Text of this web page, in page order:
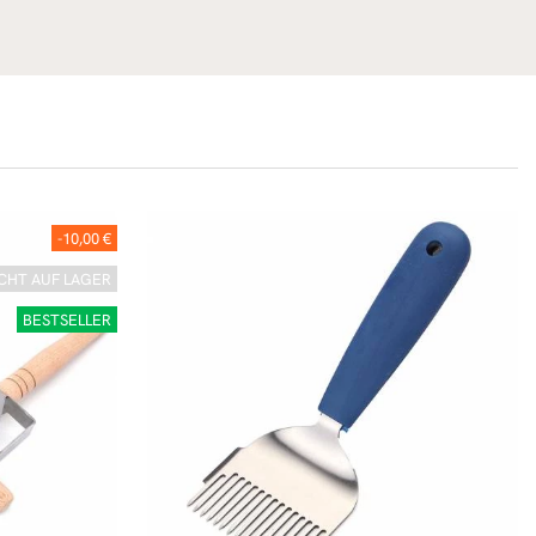
-10,00 €
AUF LAGER
BESTSELLER